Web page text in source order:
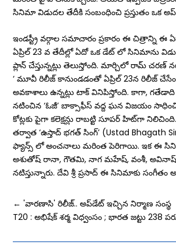
సినిమా విడుదల తేదీకి సంబంధించి ప్ర‌స్తుతం ఒక
ఇండస్ట్రీ వర్గాల సమాచారం ప్రకారం ఈ చిత్రాన్ని
ఏప్రిల్ 23 వ తేదీల్లో ఏదో ఒక డేట్ లో సినిమాను
ప్లాన్ చేస్తున్నట్లు తెలుస్తోంది. మార్చిలో రామ్ చరణ్
‘ మూవీ రిలీజ్ కానుండడంతో ఏప్రిల్ 23న రిలీజ్
అవకాశాలు ఉన్నట్లు టాక్ వినిపిస్తోంది. కాగా,
నటించిన ‘ఓజీ’ బాక్సాఫీస్ వద్ద ఘన విజయం
కోట్లకు పైగా కలెక్షన్లు రాబట్టి సూపర్ హిట్‌గా
తర్వాత ‘ఉస్తాద్ భగత్ సింగ్’ (Ustad Bhagath
ఫ్యాన్స్ లో అంచనాలు మరింత పెరిగాయి. ఇక ఈ
అశుతోష్ రానా, గౌతమి, నాగ మహేష్, వంశీ, అవినాష్
నటిస్తున్నారు. దేవి శ్రీ ప్రసాద్ ఈ సినిమాకు సంగీతం
←'వారణాసి' రిలీజ్‌.. అప్‌డేట్‌ ఇచ్చిన నిర్మాణ సంస్థ
T20 : అభిషేక్ శర్మ విధ్వంసం ; భారత జట్టు 238